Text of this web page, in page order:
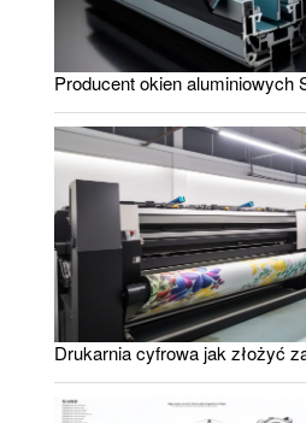
Producent okien aluminiowych
Drukarnia cyfrowa jak złożyć